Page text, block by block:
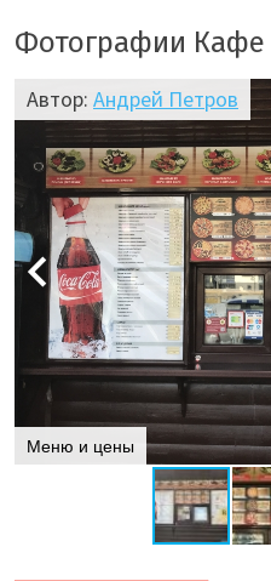
Фотографии Кафе
Автор: Андрей Петров
Меню и цены